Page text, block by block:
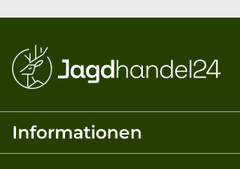
Informationen